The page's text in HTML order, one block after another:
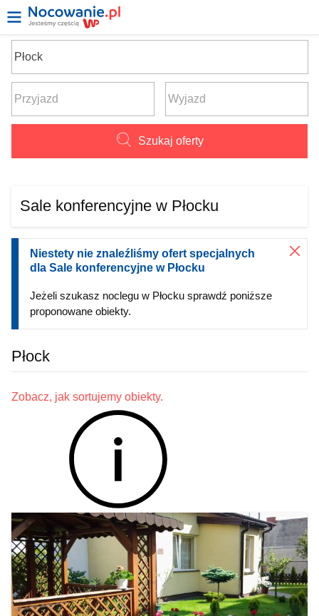
Szukaj oferty
Sale konferencyjne w Płocku
Niestety nie znaleźliśmy ofert specjalnych
dla Sale konferencyjne w Płocku
Jeżeli szukasz noclegu w Płocku sprawdź poniższe
proponowane obiekty.
Płock
Zobacz, jak sortujemy obiekty.